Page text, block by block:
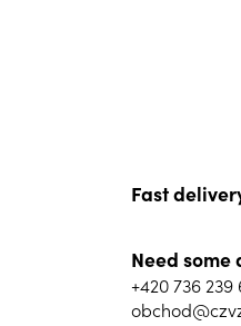
Fast
Need
+420 736 239